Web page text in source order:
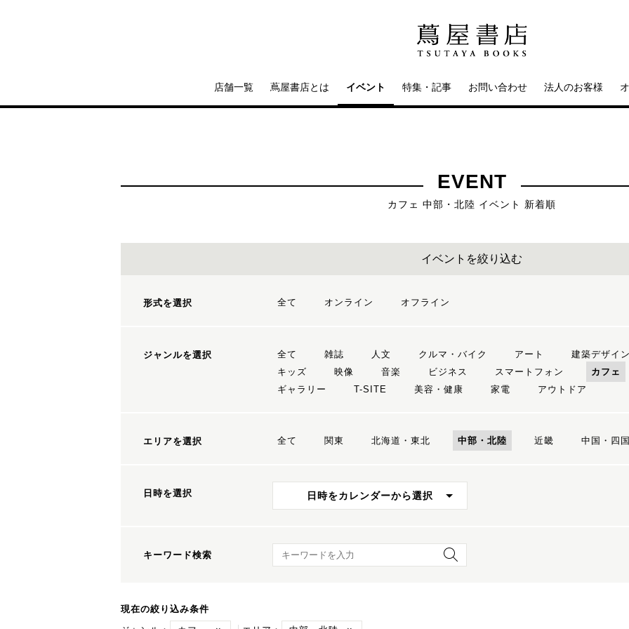
店舗一覧 蔦屋書店とは イベント 特集・記事 お問い合わせ 法人のお客様
EVENT
カフェ 中部・北陸 イベント 新着順
イベントを絞り込む
形式を選択 全て オンライン オフライン
ジャンルを選択 全て 雑誌 人文 クルマ・バイク アート 建築デザイン
キッズ
映像 音楽 ビジネス スマートフォン カフェ
ギャラリー
T-SITE 美容・健康 家電 アウトドア
エリアを選択 全て 関東 北海道・東北 中部・北陸 近畿 中国・四国
日時を選択 日時をカレンダーから選択
キーワード検索 キーワード検索
現在の絞り込み条件